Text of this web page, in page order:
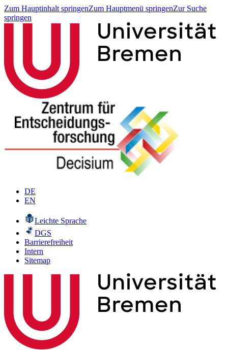
Zum Hauptinhalt springenZum Hauptmenü springenZur Suche
springen
DE
EN
Leichte Sprache
DGS
Barrierefreiheit
Intern
Sitemap